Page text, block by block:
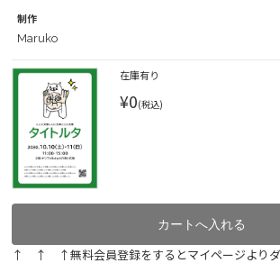
制作
Maruko
在庫有り
¥0(税込)
↑ ↑ ↑無料会員登録をするとマイページよりダ